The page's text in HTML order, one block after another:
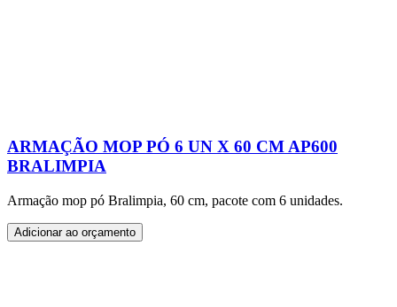
ARMAÇÃO MOP PÓ 6 UN X 60 CM AP600
BRALIMPIA
Armação mop pó Bralimpia, 60 cm, pacote com 6 unidades.
Adicionar ao orçamento